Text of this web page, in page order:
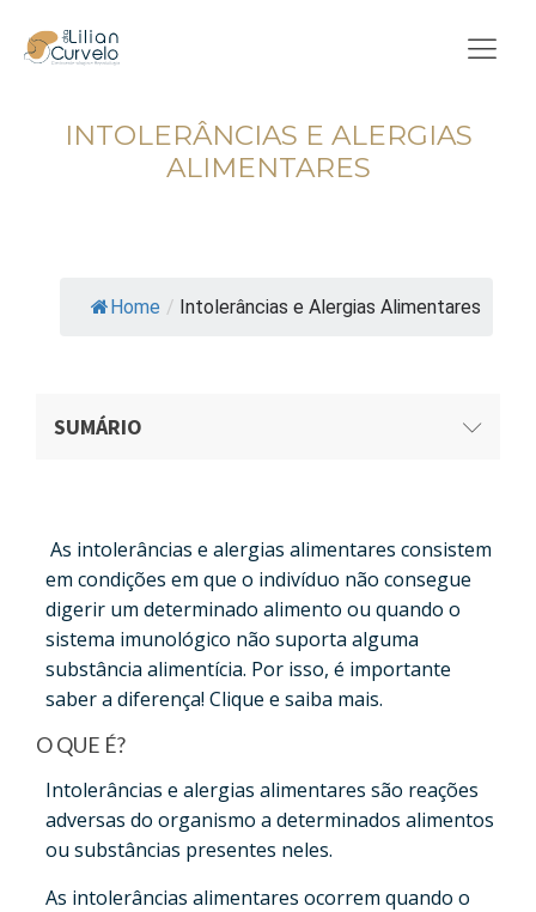
INTOLERÂNCIAS E ALERGIAS
ALIMENTARES
Home / Intolerâncias e Alergias Alimentares
SUMÁRIO
As intolerâncias e alergias alimentares consistem
em condições em que o indivíduo não consegue
digerir um determinado alimento ou quando o
sistema imunológico não suporta alguma
substância alimentícia. Por isso, é importante
saber a diferença! Clique e saiba mais.
O QUE É?
Intolerâncias e alergias alimentares são reações
adversas do organismo a determinados alimentos
ou substâncias presentes neles.
As intolerâncias alimentares ocorrem quando o